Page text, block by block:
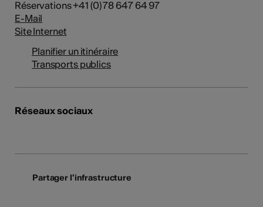
Réservations +41 (0) 78 647 64 97
E-Mail
Site Internet
Planifier un itinéraire
Transports publics
Réseaux sociaux
Partager l'infrastructure